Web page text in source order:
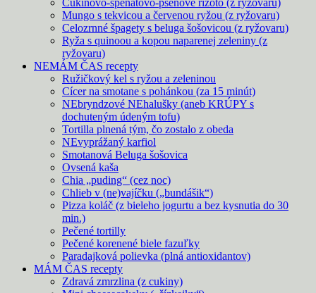
Mungo s tekvicou a červenou ryžou (z ryžovaru)
Celozrnné špagety s beluga šošovicou (z ryžovaru)
Ryža s quinoou a kopou naparenej zeleniny (z
ryžovaru)
NEMÁM ČAS recepty
Ružičkový kel s ryžou a zeleninou
Cícer na smotane s pohánkou (za 15 minút)
NEbryndzové NEhalušky (aneb KRÚPY s
dochuteným údeným tofu)
Tortilla plnená tým, čo zostalo z obeda
NEvyprážaný karfiol
Smotanová Beluga šošovica
Ovsená kaša
Chia „puding“ (cez noc)
Chlieb v (ne)vajíčku („bundášik“)
Pizza koláč (z bieleho jogurtu a bez kysnutia do 30
min.)
Pečené tortilly
Pečené korenené biele fazuľky
Paradajková polievka (plná antioxidantov)
MÁM ČAS recepty
Zdravá zmrzlina (z cukiny)